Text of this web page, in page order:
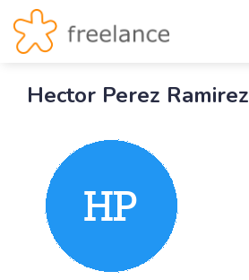
Hector Perez Ramirez